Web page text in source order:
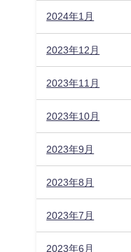
2024年1月
2023年12月
2023年11月
2023年10月
2023年9月
2023年8月
2023年7月
2023年6月